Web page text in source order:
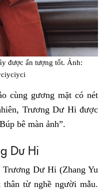
được ấn tượng tốt. Ảnh:
cùng gương mặt có nét
Trương Dư Hi được
bê màn ảnh”.
Dư Hi
Dư Hi (Zhang Yu
từ nghề người mẫu.